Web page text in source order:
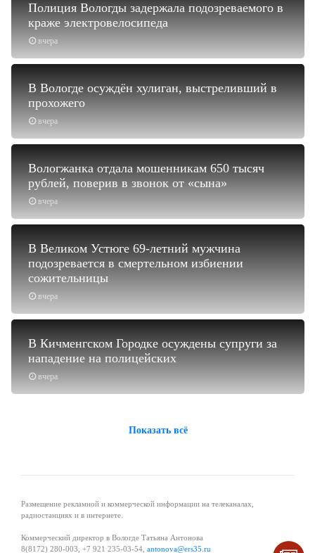
вчера
Полиция Вологды задержала подозреваемого в
краже электровелосипеда
вчера
В Вологде осуждён хулиган, выстреливший в
прохожего
вчера
Вологжанка отдала мошенникам 650 тысяч
рублей, поверив в звонок от «сына»
вчера
В Великом Устюге 69-летний мужчина
подозревается в смертельном избиении
сожительницы
вчера
В Кичменгском Городке осуждены супруги за
нападение на полицейских
Показать всё
Размещение рекламной и коммерческой информации на телеканалах,
радиостанциях и в интернете.
Коммерческий директор в Вологде Татьяна Антонова
8(8172) 280-003, +7 921 235-03-54, antonova@ers35.ru